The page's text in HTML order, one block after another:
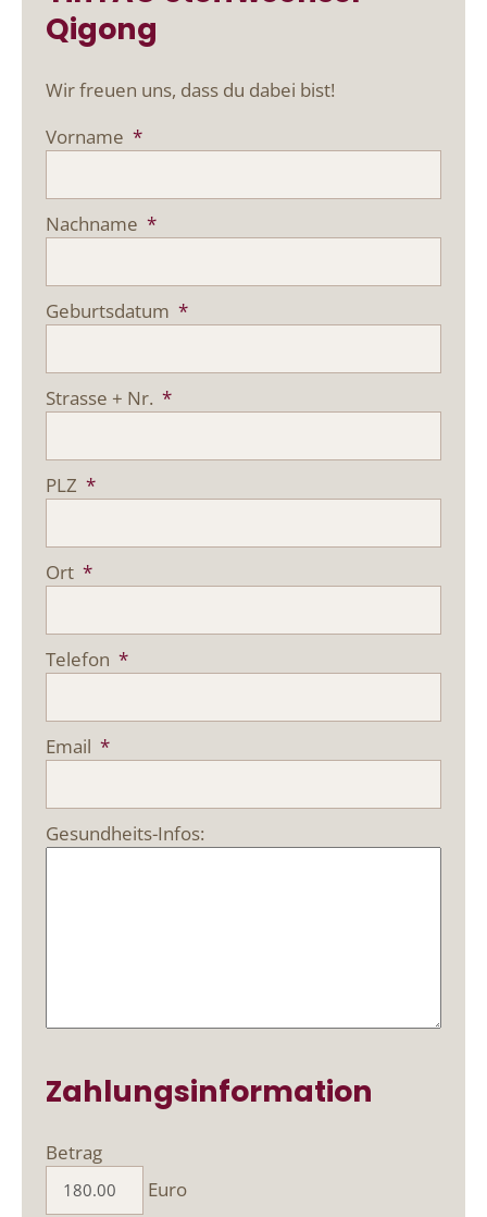
Qigong
Wir freuen uns, dass du dabei bist!
Vorname *
Nachname *
Geburtsdatum *
Strasse + Nr. *
PLZ *
Ort *
Telefon *
Email *
Gesundheits-Infos:
Zahlungsinformation
Betrag
Euro